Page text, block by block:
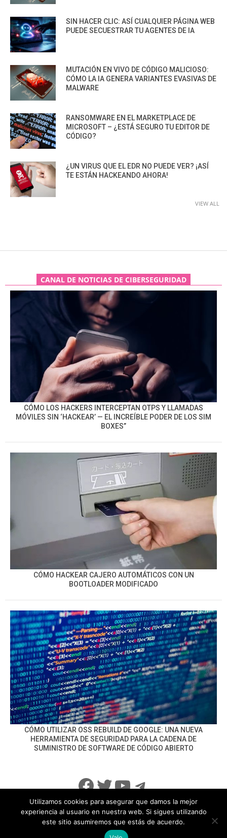
SIN HACER CLIC: ASÍ CUALQUIER PÁGINA WEB
PUEDE SECUESTRAR TU AGENTES DE IA
MUTACIÓN EN VIVO DE CÓDIGO MALICIOSO:
CÓMO LA IA GENERA VARIANTES EVASIVAS DE
MALWARE
RANSOMWARE EN EL MARKETPLACE DE
MICROSOFT – ¿ESTÁ SEGURO TU EDITOR DE
CÓDIGO?
¿UN VIRUS QUE EL EDR NO PUEDE VER? ¡ASÍ
TE ESTÁN HACKEANDO AHORA!
VIEW ALL
CANAL DE NOTICIAS DE CIBERSEGURIDAD
CÓMO LOS HACKERS INTERCEPTAN OTPS Y LLAMADAS
MÓVILES SIN ‘HACKEAR’ — EL INCREÍBLE PODER DE LOS SIM
BOXES”
CÓMO HACKEAR CAJERO AUTOMÁTICOS CON UN
BOOTLOADER MODIFICADO
CÓMO UTILIZAR OSS REBUILD DE GOOGLE: UNA NUEVA
HERRAMIENTA DE SEGURIDAD PARA LA CADENA DE
SUMINISTRO DE SOFTWARE DE CÓDIGO ABIERTO
Facebook
Twitter
YouTube
Telegram
info@noticiasseguridad.com Política de Privacidad
Utilizamos cookies para asegurar que damos la mejor
experiencia al usuario en nuestra web. Si sigues utilizando
este sitio asumiremos que estás de acuerdo.